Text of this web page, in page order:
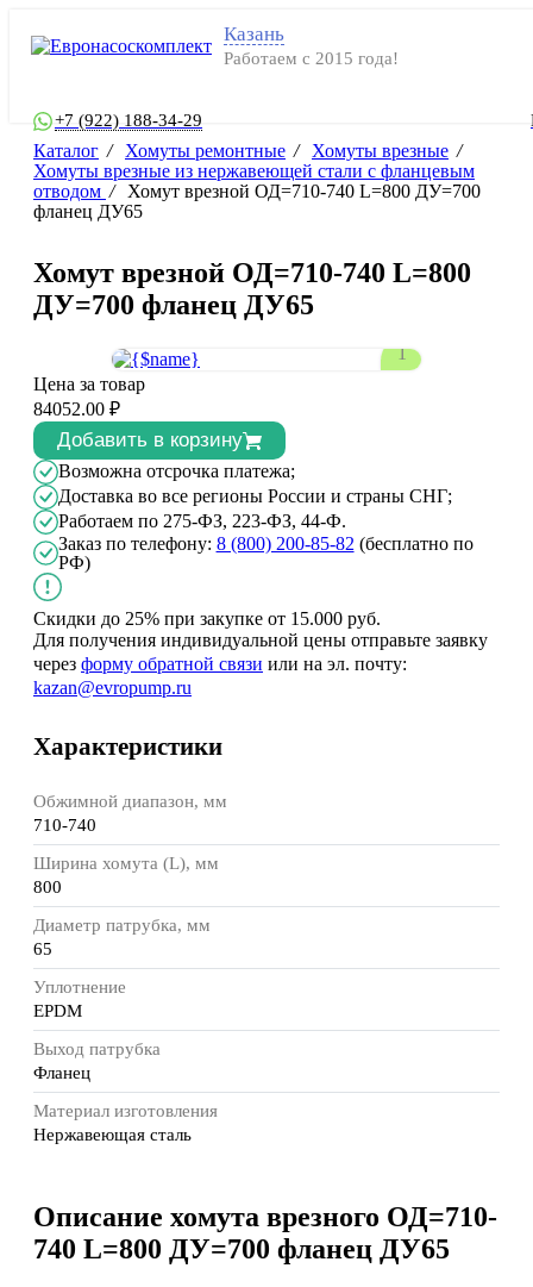
Казань
Работаем с 2015 года!
+7 (922) 188-34-29
Каталог / Хомуты ремонтные / Хомуты врезные /
Хомуты врезные из нержавеющей стали с фланцевым
отводом / Хомут врезной ОД=710-740 L=800 ДУ=700
фланец ДУ65
Хомут врезной ОД=710-740 L=800
ДУ=700 фланец ДУ65
1
Цена за товар
84052.00 ₽
Добавить в корзину
Возможна отсрочка платежа;
Доставка во все регионы России и страны СНГ;
Работаем по 275-ФЗ, 223-ФЗ, 44-Ф.
Заказ по телефону: 8 (800) 200-85-82 (бесплатно по
РФ)
Скидки до 25% при закупке от 15.000 руб.
Для получения индивидуальной цены отправьте заявку
через форму обратной связи или на эл. почту:
kazan@evropump.ru
Характеристики
Обжимной диапазон, мм
710-740
Ширина хомута (L), мм
800
Диаметр патрубка, мм
65
Уплотнение
EPDM
Выход патрубка
Фланец
Материал изготовления
Нержавеющая сталь
Описание хомута врезного ОД=710-
740 L=800 ДУ=700 фланец ДУ65